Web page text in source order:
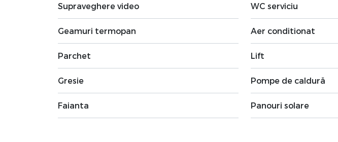
Supraveghere video
Geamuri termopan
Parchet
Gresie
Faianta
WC serviciu
Aer conditionat
Lift
Pompe de caldură
Panouri solare